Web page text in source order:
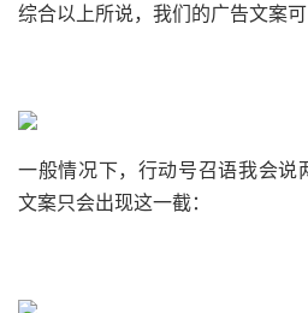
综合以上所说，我们的广告文案可
一般情况下，行动号召语我会说
文案只会出现这一截：